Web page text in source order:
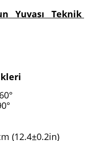
Yuvası Teknik
(12.4±0.2in)